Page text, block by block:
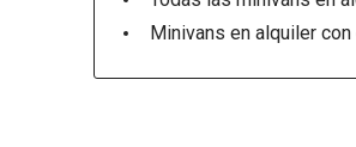
Minivans en alquiler